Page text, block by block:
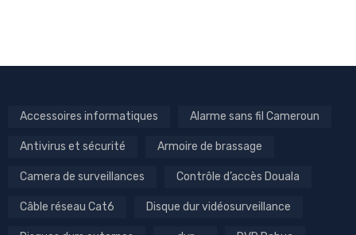
Accessoires informatiques Alarme sans fil Cameroun
Antivirus et sécurité Armoire de brassage
Camera de surveillances Contrôle d’accès Douala
Câble réseau Cat6 Disque dur vidéosurveillance